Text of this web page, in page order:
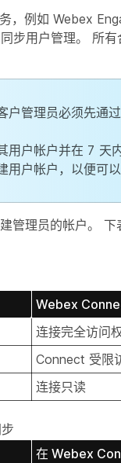
，例如 Webex
步用户管理。 所
户管理员必须先通
用户帐户并在 7 天
用户帐户，以便可
管理员的帐户。
Webex
连接完全访问
Connect 受限
连接只读
在 Webex